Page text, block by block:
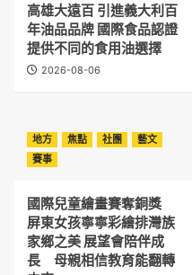
高雄大遠百 引進義大利百
年油品品牌 國際食品認證
提供不同的食用油選擇
2026-08-06
地方 焦點 社團
藝文
賽事
國際兒童繪畫賽奪銅獎
屏東女孩寧寧彩繪排灣族
家鄉之美 展望會陪伴成
長 母親相信教育能翻轉